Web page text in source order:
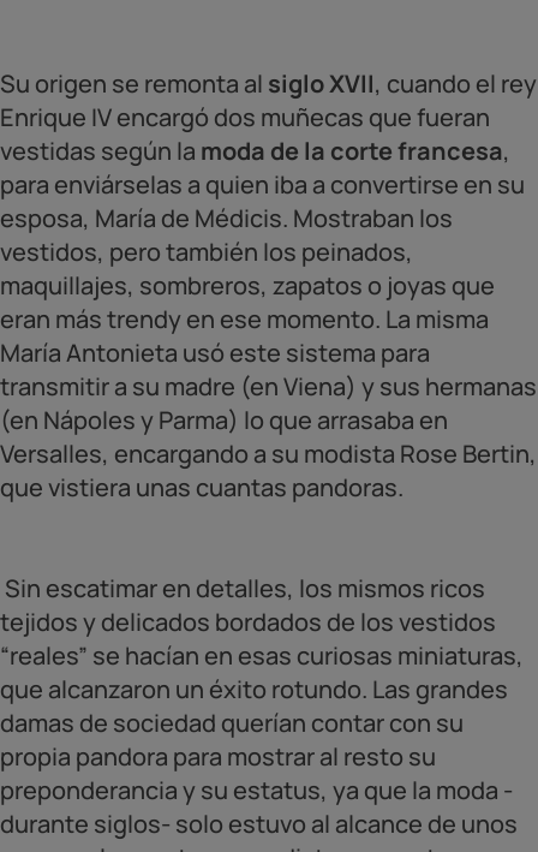
Su origen se remonta al siglo XVII, cuando el rey
Enrique IV encargó dos muñecas que fueran
vestidas según la moda de la corte francesa,
para enviárselas a quien iba a convertirse en su
esposa, María de Médicis. Mostraban los
vestidos, pero también los peinados,
maquillajes, sombreros, zapatos o joyas que
eran más trendy en ese momento. La misma
María Antonieta usó este sistema para
transmitir a su madre (en Viena) y sus hermanas
(en Nápoles y Parma) lo que arrasaba en
Versalles, encargando a su modista Rose Bertin,
que vistiera unas cuantas pandoras.
Sin escatimar en detalles, los mismos ricos
tejidos y delicados bordados de los vestidos
“reales” se hacían en esas curiosas miniaturas,
que alcanzaron un éxito rotundo. Las grandes
damas de sociedad querían contar con su
propia pandora para mostrar al resto su
preponderancia y su estatus, ya que la moda -
durante siglos- solo estuvo al alcance de unos